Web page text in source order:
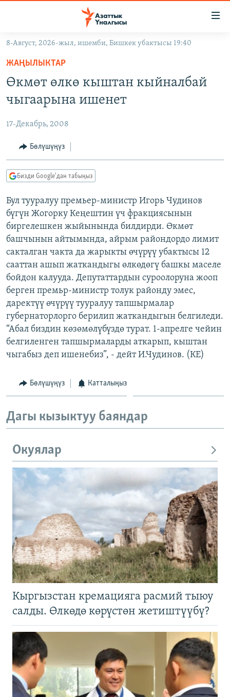
Навигацияга
өтүңүз
Издөөгө
салыңыз
ЭКОНОМИКА
МАДАНИЯТ
БОРБОР АЗИЯ
УКРАИНА
АТАЙЫН ИЛИКТӨӨ
ТВ ПРОГРАММАЛАР
ЭКСПЕРТТЕР ТАЛДАЙТ
БИЗ ЖАНА ДҮЙНӨ
ДАНИСТЕ
ЭЖЕ-СИҢДИЛЕР
ЫҢГАЙСЫЗ СУРООЛОР
ӨЗГӨЧӨ ПИКИР
Русский
ОНЛАЙН ШЕРИНЕ
ЭЕ/АРнун бардык сайттары
8-Август, 2026-жыл, ишемби, Бишкек убактысы 19:40
ЖАҢЫЛЫКТАР
Өкмөт өлкө кыштан кыйналбай
чыгаарына ишенет
17-Декабрь, 2008
Бөлүшүңүз
Бизди Google'дан табыңыз
Бул тууралуу премьер-министр Игорь Чудинов
бүгүн Жогорку Кеңештин үч фракциясынын
биргелешкен жыйынында билдирди. Өкмөт
башчынын айтымында, айрым райондордо лимит
сакталган чакта да жарыкты өчүрүү убактысы 12
сааттан ашып жаткандыгы өлкөдөгү башкы маселе
бойдон калууда. Депутаттардын суроолоруна жооп
берген премьр-министр толук районду эмес,
даректүү өчүрүү тууралуу тапшырмалар
губернаторлорго берилип жаткандыгын белгиледи.
“Абал биздин көзөмөлүбүздө турат. 1-апрелге чейин
белгиленген тапшырмаларды аткарып, кыштан
чыгабыз деп ишенебиз”, - дейт И.Чудинов. (КЕ)
Бөлүшүңүз Катталыңыз
Дагы кызыктуу баяндар
Окуялар
Кыргызстан кремацияга расмий тыюу
салды. Өлкөдө көрүстөн жетиштүүбү?